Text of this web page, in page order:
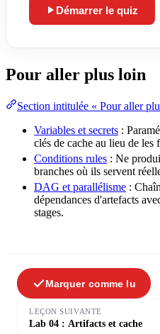
Démarrer le quiz
Pour aller plus loin
Section intitulée « Pour aller
Variables et secrets :
clés de cache au lieu de les
Conditions rules : Ne
branches où ils servent
DAG et parallélisme :
dépendances d'artefacts
stages.
Marquer comme lu
LEÇON SUIVANTE
Lab 04 : Artifacts et cache